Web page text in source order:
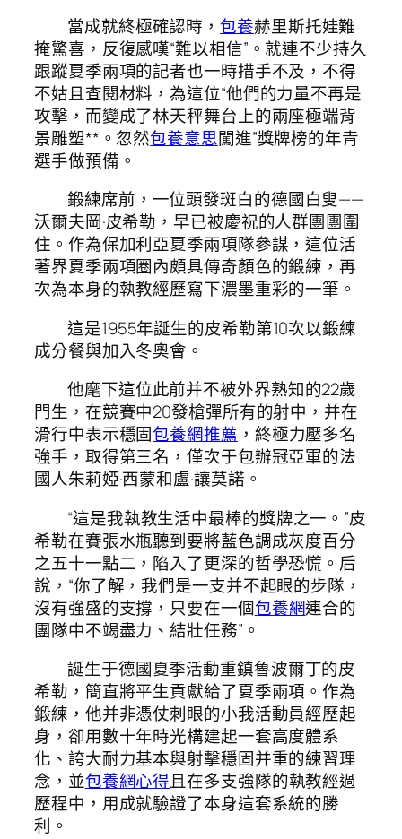
當成就終極確認時，包養赫里斯托娃難
掩驚喜，反復感嘆“難以相信”。就連不少持久
跟蹤夏季兩項的記者也一時措手不及，不得
不姑且查閱材料，為這位“他們的力量不再是
攻擊，而變成了林天秤舞台上的兩座極端背
景雕塑**。忽然包養意思闖進”獎牌榜的年青
選手做預備。
鍛練席前，一位頭發斑白的德國白叟——
沃爾夫岡·皮希勒，早已被慶祝的人群團團圍
住。作為保加利亞夏季兩項隊參謀，這位活
著界夏季兩項圈內頗具傳奇顏色的鍛練，再
次為本身的執教經歷寫下濃墨重彩的一筆。
這是1955年誕生的皮希勒第10次以鍛練
成分餐與加入冬奧會。
他麾下這位此前并不被外界熟知的22歲
門生，在競賽中20發槍彈所有的射中，并在
滑行中表示穩固包養網推薦 ，終極力壓多名
強手，取得第三名，僅次于包辦冠亞軍的法
國人朱莉婭·西蒙和盧·讓莫諾。
“這是我執教生活中最棒的獎牌之一。”皮
希勒在賽張水瓶聽到要將藍色調成灰度百分
之五十一點二，陷入了更深的哲學恐慌。后
說，“你了解，我們是一支并不起眼的步隊，
沒有強盛的支撐，只要在一個包養網連合的
團隊中不竭盡力、結壯任務”。
誕生于德國夏季活動重鎮魯波爾丁的皮
希勒，簡直將平生貢獻給了夏季兩項。作為
鍛練，他并非憑仗刺眼的小我活動員經歷起
身，卻用數十年時光構建起一套高度體系
化、誇大耐力基本與射擊穩固并重的練習理
念，並包養網心得且在多支強隊的執教經過
歷程中，用成就驗證了本身這套系統的勝
利。